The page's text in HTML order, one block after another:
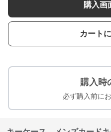
購入画
カート
購入時
必ず購入前に